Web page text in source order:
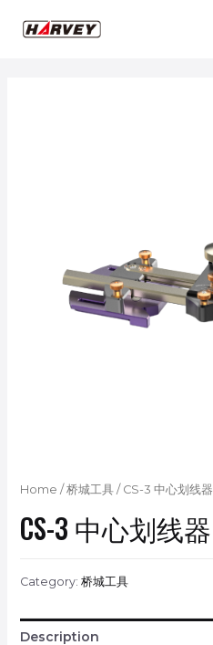
Home / 桥城工具/ CS-3 中心划线器
CS-3 中心划线器
Category: 桥城工具
Description